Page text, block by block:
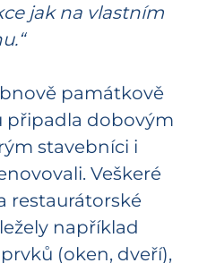
jak na vlastním
památkově
připadla dobovým
stavebníci i
Veškeré
restaurátorské
například
(oken, dveří),